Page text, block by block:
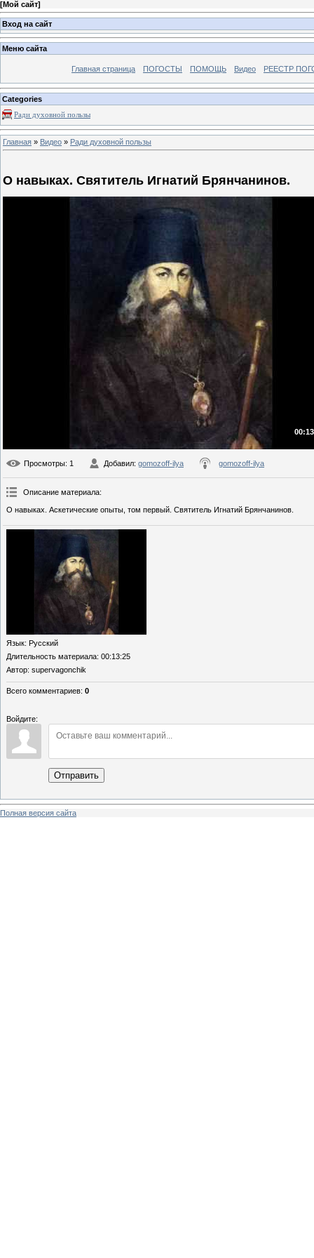
[Мой сайт]
Вход на сайт
Меню сайта
Главная страница ПОГОСТЫ ПОМОЩЬ Видео РЕЕСТР
Categories
Ради духовной пользы
Главная » Видео » Ради духовной пользы
О навыках. Святитель Игнатий Брянчанинов.
Просмотры: 1 Добавил: gomozoff-ilya gomozoff-ilya
Описание материала:
О навыках. Аскетические опыты, том первый. Святитель Игнатий Брянчанинов.
Язык: Русский
Длительность материала: 00:13:25
Автор: supervagonchik
Всего комментариев: 0
Войдите:
Отправить
Полная версия сайта